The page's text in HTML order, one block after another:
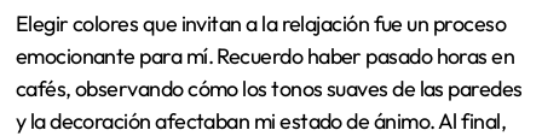
Elegir colores que invitan a la relajación fue un proceso
emocionante para mí. Recuerdo haber pasado horas en
cafés, observando cómo los tonos suaves de las paredes
y la decoración afectaban mi estado de ánimo. Al final,